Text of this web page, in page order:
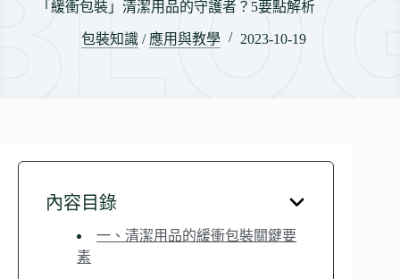
「緩衝包裝」清潔用品的守護者？5要點解析
包裝知識 / 應用與教學 2023-10-19
內容目錄
一、清潔用品的緩衝包裝關鍵要
素